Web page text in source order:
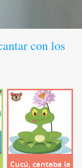
con los
Cucú, cantaba la